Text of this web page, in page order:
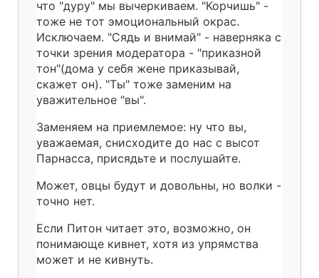
что "дуру" мы вычеркиваем. "Корчишь" -
тоже не тот эмоциональный окрас.
Исключаем. "Сядь и внимай" - наверняка с
точки зрения модератора - "приказной
тон"(дома у себя жене приказывай,
скажет он). "Ты" тоже заменим на
уважительное "вы".
Заменяем на приемлемое: ну что вы,
уважаемая, снисходите до нас с высот
Парнасса, присядьте и послушайте.
Может, овцы будут и довольны, но волки -
точно нет.
Если Питон читает это, возможно, он
понимающе кивнет, хотя из упрямства
может и не кивнуть.